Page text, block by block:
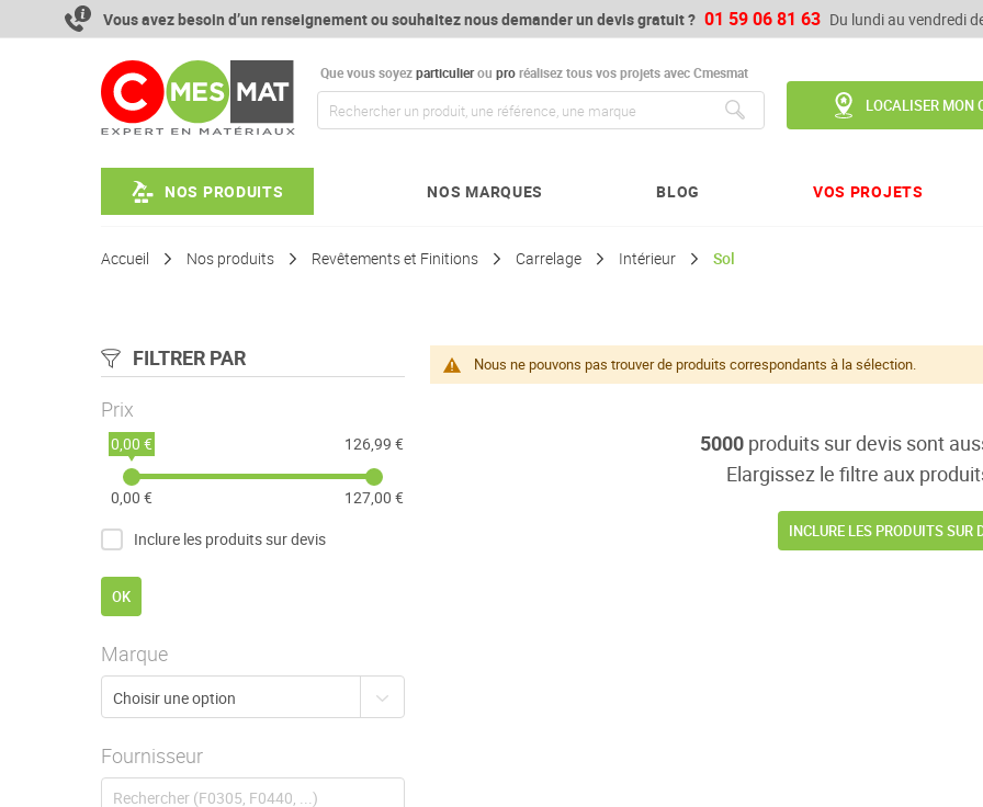
contenu
Vous avez besoin d’un renseignement ou souhaitez nous demander un devis gratuit ? 01 59 06 81 63 Du lundi au vendredi
Que vous soyezparticulierou proréalisez tous vos projets avec Cmesmat
LOCALISER MON
NOS PRODUITS NOS MARQUES BLOG VOS PROJETS
Accueil Nos produits Revêtements et Finitions Carrelage Intérieur Sol
Nous ne pouvons pas trouver de produits correspondants à la sélection.
5000 produits sur devis sont
Elargissez le filtre aux
INCLURE LES PRODUITS SUR
FILTRER PAR
Prix
0,00 € 126,99 €
0,00 €
127,00 €
Inclure les produits sur devis
OK
Marque
Fournisseur